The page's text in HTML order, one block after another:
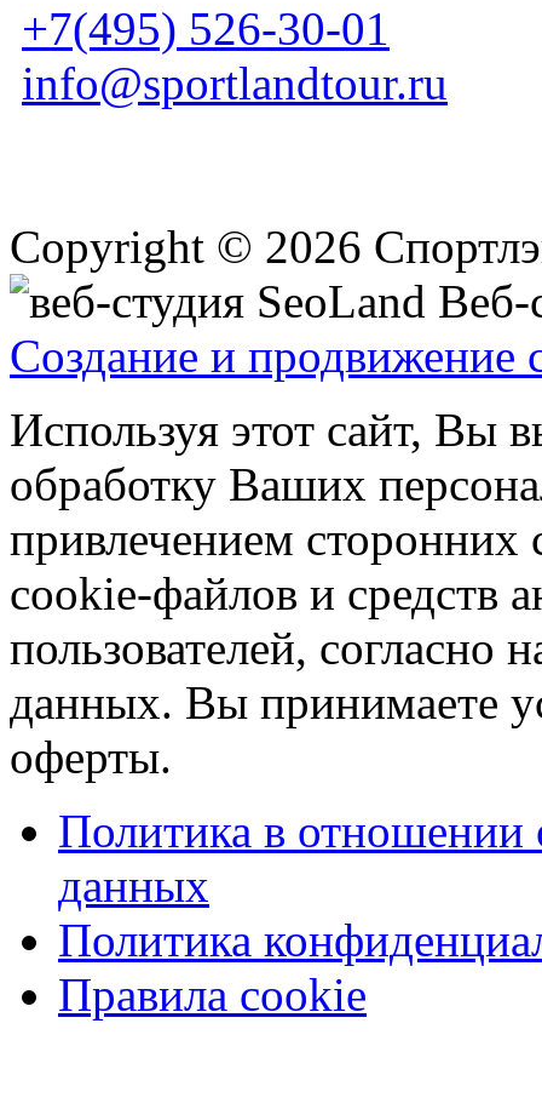
+7(495) 526-30-01
info@sportlandtour.ru
Copyright © 2026
Веб-
Создание и продвижение
Используя этот сайт, Вы
обработку Ваших
привлечением сторонних
cookie-файлов и средств
пользователей, согласно
данных. Вы принимаете
оферты.
Политика в отношении
данных
Политика
Правила cookie